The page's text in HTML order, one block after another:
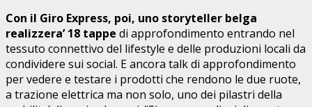
Con il Giro Express, poi, uno storyteller belga
realizzera’ 18 tappe di approfondimento entrando nel
tessuto connettivo del lifestyle e delle produzioni locali da
condividere sui social. E ancora talk di approfondimento
per vedere e testare i prodotti che rendono le due ruote,
a trazione elettrica ma non solo, uno dei pilastri della